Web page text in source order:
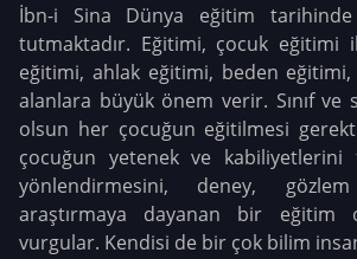
İbn-i Sina Dünya eğitim
tutmaktadır. Eğitimi, çocuk eğitimi
eğitimi, ahlak eğitimi, beden
alanlara büyük önem verir. Sınıf ve
olsun her çocuğun eğitilmesi
çocuğun yetenek ve
yönlendirmesini, deney,
araştırmaya dayanan bir eğitim
vurgular. Kendisi de bir çok bilim